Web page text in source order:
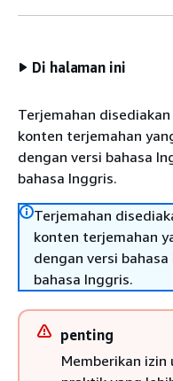
Di halaman ini
Terjemahan
konten terjemahan
dengan versi bahasa
bahasa Inggris.
Terjemahan
konten terjemahan
dengan versi
bahasa Inggris.
penting
Memberikan izin